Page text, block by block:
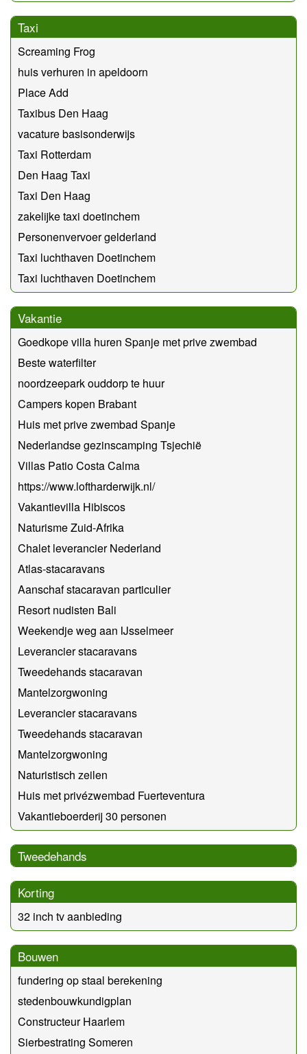
Taxi
Screaming Frog
huis verhuren in apeldoorn
Place Add
Taxibus Den Haag
vacature basisonderwijs
Taxi Rotterdam
Den Haag Taxi
Taxi Den Haag
zakelijke taxi doetinchem
Personenvervoer gelderland
Taxi luchthaven Doetinchem
Taxi luchthaven Doetinchem
Vakantie
Goedkope villa huren Spanje met prive zwembad
Beste waterfilter
noordzeepark ouddorp te huur
Campers kopen Brabant
Huis met prive zwembad Spanje
Nederlandse gezinscamping Tsjechië
Villas Patio Costa Calma
https://www.loftharderwijk.nl/
Vakantievilla Hibiscos
Naturisme Zuid-Afrika
Chalet leverancier Nederland
Atlas-stacaravans
Aanschaf stacaravan particulier
Resort nudisten Bali
Weekendje weg aan IJsselmeer
Leverancier stacaravans
Tweedehands stacaravan
Mantelzorgwoning
Leverancier stacaravans
Tweedehands stacaravan
Mantelzorgwoning
Naturistisch zeilen
Huis met privézwembad Fuerteventura
Vakantieboerderij 30 personen
Tweedehands
Korting
32 inch tv aanbieding
Bouwen
fundering op staal berekening
stedenbouwkundigplan
Constructeur Haarlem
Sierbestrating Someren